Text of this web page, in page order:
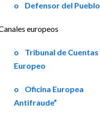
o Defensor del Pueblo
europeos
o Tribunal de Cuentas
Europeo
o Oficina Europea
Antifraude”